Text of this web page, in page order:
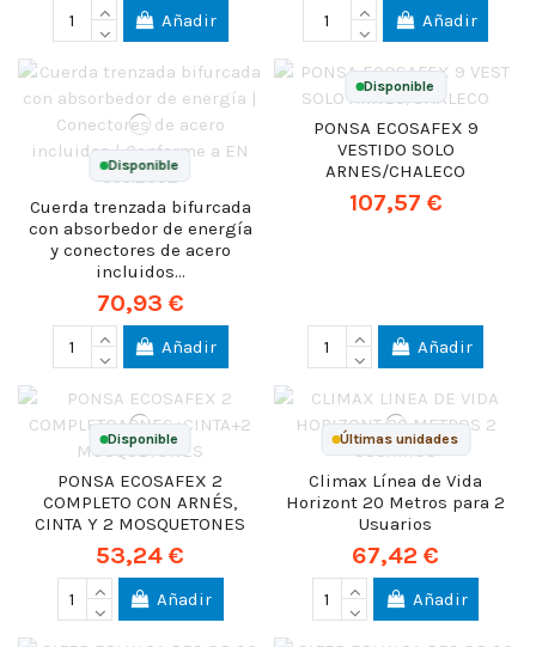
Añadir Añadir
Disponible
Cuerda trenzada bifurcada
con absorbedor de energía
y conectores de acero
incluidos...
70,93 €
Añadir
Disponible
PONSA ECOSAFEX 9
VESTIDO SOLO
ARNES/CHALECO
107,57 €
Añadir
Disponible
PONSA ECOSAFEX 2
COMPLETO CON ARNÉS,
CINTA Y 2 MOSQUETONES
53,24 €
Añadir
Últimas unidades
Climax Línea de Vida
Horizont 20 Metros para 2
Usuarios
67,42 €
Añadir